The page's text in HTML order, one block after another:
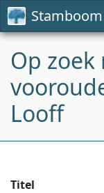
Op zoek
Looff
Titel